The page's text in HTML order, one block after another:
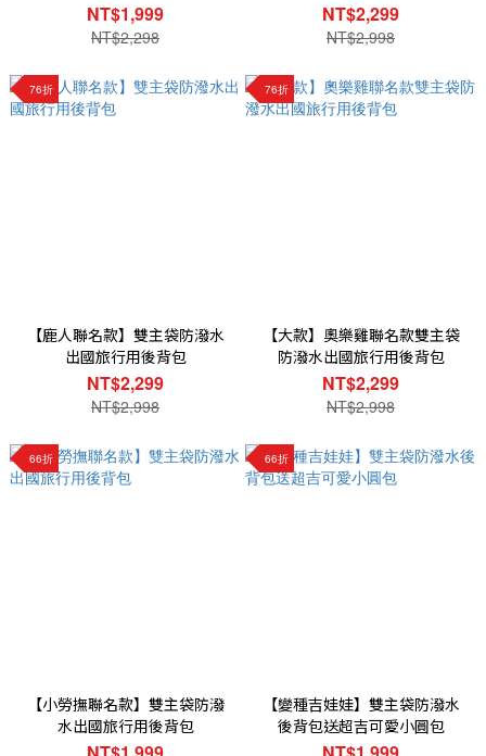
NT$1,999
NT$2,298
NT$2,299
NT$2,998
76折
【鹿人聯名款】雙主袋防潑水
出國旅行用後背包
NT$2,299
NT$2,998
76折
【大款】奧樂雞聯名款雙主袋
防潑水出國旅行用後背包
NT$2,299
NT$2,998
66折
【小勞撫聯名款】雙主袋防潑
水出國旅行用後背包
66折
【變種吉娃娃】雙主袋防潑水
後背包送超吉可愛小圓包